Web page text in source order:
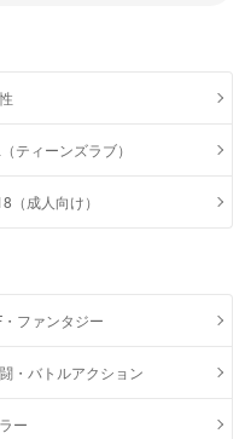
ティーンズラブ）
（成人向け）
ファンタジー
・バトルアクション
ー